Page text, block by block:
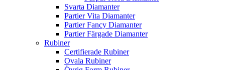
Svarta Diamanter
Partier Vita Diamanter
Partier Fancy Diamanter
Partier Färgade Diamanter
Rubiner
Certifierade Rubiner
Ovala Rubiner